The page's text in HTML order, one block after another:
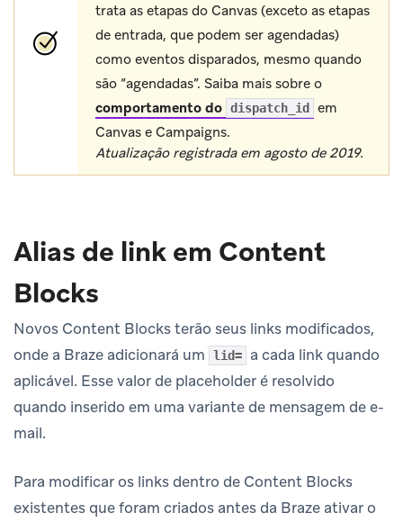
trata as etapas do Canvas (exceto as etapas
de entrada, que podem ser agendadas)
como eventos disparados, mesmo quando
são “agendadas”. Saiba mais sobre o
comportamento do dispatch_id
em
Canvas e Campaigns.
Atualização registrada em agosto de 2019.
Alias de link em Content
Blocks
Novos Content Blocks terão seus links modificados,
onde a Braze adicionará um
lid=
a cada link quando
aplicável. Esse valor de placeholder é resolvido
quando inserido em uma variante de mensagem de e-
mail.
Para modificar os links dentro de Content Blocks
existentes que foram criados antes da Braze ativar o